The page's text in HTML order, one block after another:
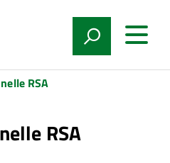
RSA
RSA